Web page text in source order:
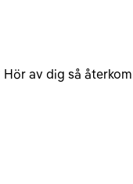
av dig så